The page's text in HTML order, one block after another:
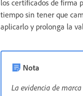
los certificados de firma
tiempo sin tener que
aplicarlo y prolonga la
Nota
La evidencia de